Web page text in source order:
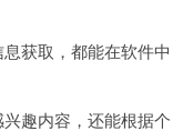
获取，都能在软件中
趣内容，还能根据个